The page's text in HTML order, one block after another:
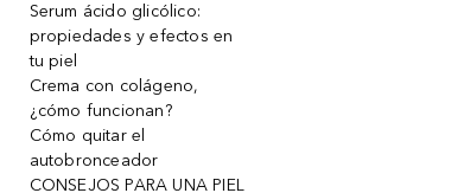
Serum ácido glicólico:
propiedades y efectos en
tu piel
Crema con colágeno,
¿cómo funcionan?
Cómo quitar el
autobronceador
CONSEJOS PARA UNA PIEL